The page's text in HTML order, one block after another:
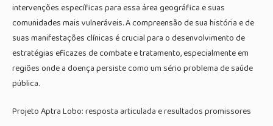
intervenções específicas para essa área geográfica e suas
comunidades mais vulneráveis. A compreensão de sua história e de
suas manifestações clínicas é crucial para o desenvolvimento de
estratégias eficazes de combate e tratamento, especialmente em
regiões onde a doença persiste como um sério problema de saúde
pública.
Projeto Aptra Lobo: resposta articulada e resultados promissores